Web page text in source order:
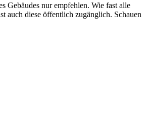
Gebäudes nur empfehlen. Wie fast alle
auch diese öffentlich zugänglich. Schauen